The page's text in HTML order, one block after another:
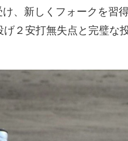
、新しくフォークを習
２安打無失点と完璧な